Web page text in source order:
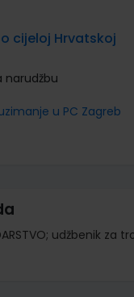
cijeloj Hrvatskoj
narudžbu
u PC Zagreb
udžbenik za